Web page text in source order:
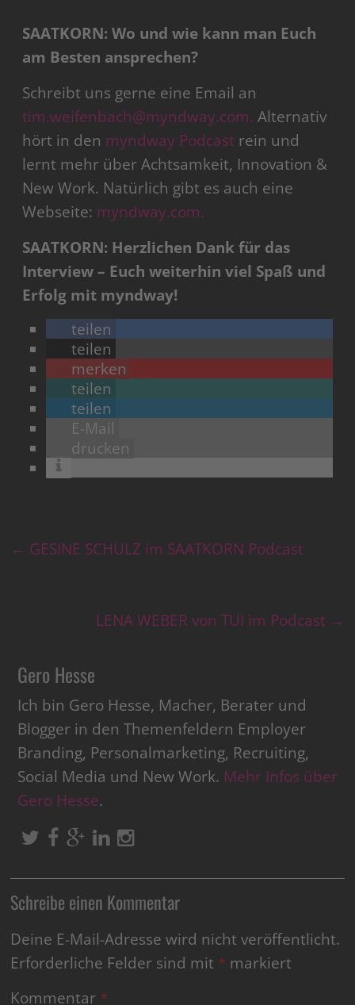
SAATKORN: Wo und wie kann man Euch
am Besten ansprechen?
Schreibt uns gerne eine Email an
tim.weifenbach@myndway.com.Alternativ
hört in den myndway Podcast rein und
lernt mehr über Achtsamkeit, Innovation &
New Work. Natürlich gibt es auch eine
Webseite: myndway.com.
SAATKORN: Herzlichen Dank für das
Interview – Euch weiterhin viel Spaß und
Erfolg mit myndway!
teilen
teilen
merken
teilen
teilen
E-Mail
drucken
← GESINE SCHULZ im SAATKORN Podcast
LENA WEBER von TUI im Podcast →
Gero Hesse
Ich bin Gero Hesse, Macher, Berater und
Blogger in den Themenfeldern Employer
Branding, Personalmarketing, Recruiting,
Social Media und New Work. Mehr Infos über
Gero Hesse.
Schreibe einen Kommentar
Deine E-Mail-Adresse wird nicht veröffentlicht.
Erforderliche Felder sind mit * markiert
Kommentar *